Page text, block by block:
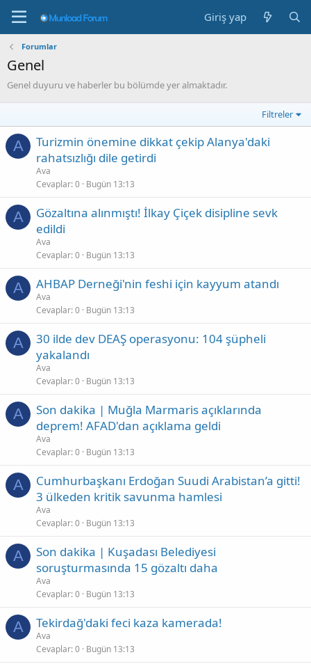
Giriş yap
Forumlar
Genel
Genel duyuru ve haberler bu bölümde yer almaktadır.
Filtreler
A
Turizmin önemine dikkat çekip Alanya'daki
rahatsızlığı dile getirdi
Ava
Cevaplar 0 Bugün 13:13
A
Gözaltına alınmıştı! İlkay Çiçek disipline sevk
edildi
Ava
Cevaplar 0 Bugün 13:13
A AHBAP Derneği'nin feshi için kayyum atandı
Ava
Cevaplar 0 Bugün 13:13
A
30 ilde dev DEAŞ operasyonu: 104 şüpheli
yakalandı
Ava
Cevaplar 0 Bugün 13:13
A
Son dakika | Muğla Marmaris açıklarında
deprem! AFAD'dan açıklama geldi
Ava
Cevaplar 0 Bugün 13:13
A
Cumhurbaşkanı Erdoğan Suudi Arabistan’a gitti!
3 ülkeden kritik savunma hamlesi
Ava
Cevaplar 0 Bugün 13:13
A
Son dakika | Kuşadası Belediyesi
soruşturmasında 15 gözaltı daha
Ava
Cevaplar 0 Bugün 13:13
A Tekirdağ'daki feci kaza kamerada!
Ava
Cevaplar 0 Bugün 13:13